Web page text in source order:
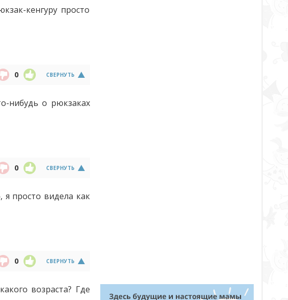
кенгуру просто
СВЕРНУТЬ
0
нибудь о рюкзаках
СВЕРНУТЬ
0
я просто видела как
СВЕРНУТЬ
0
возраста? Где